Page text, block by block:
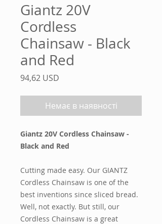
Giantz 20V
Cordless
Chainsaw - Black
and Red
94,62 USD
Немає в наявності
Giantz 20V Cordless Chainsaw -
Black and Red
Cutting made easy. Our GIANTZ
Cordless Chainsaw is one of the
best inventions since sliced bread.
Well, not exactly. But still, our
Cordless Chainsaw is a great